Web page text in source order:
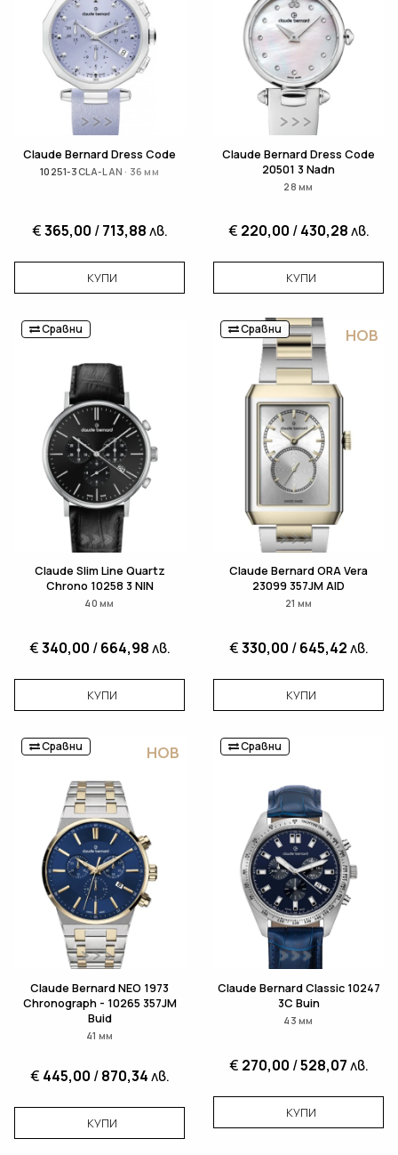
Claude Bernard Dress Code
10251-3CLA-LAN · 36 мм
€365,00 /713,88лв.
КУПИ
Claude Bernard Dress Code
20501 3 Nadn
28 мм
€ 220,00 /430,28лв.
КУПИ
Сравни
Claude Slim Line Quartz
Chrono 10258 3 NIN
40 мм
€340,00 /664,98лв.
КУПИ
Сравни НОВ
Claude Bernard ORA Vera
23099 357JM AID
21 мм
€330,00 /645,42лв.
КУПИ
Сравни НОВ
Claude Bernard NEO 1973
Chronograph - 10265 357JM
Buid
41 мм
€ 445,00 /870,34лв.
КУПИ
Сравни
Claude Bernard Classic 10247
3C Buin
43 мм
€ 270,00 /528,07лв.
КУПИ